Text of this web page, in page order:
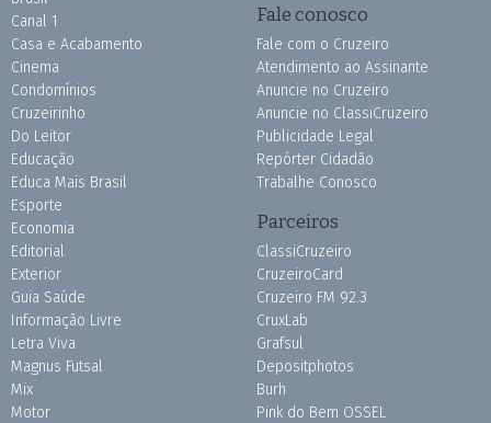
Canal 1
Casa e Acabamento
Cinema
Condomínios
Cruzeirinho
Do Leitor
Educação
Educa Mais Brasil
Esporte
Economia
Editorial
Exterior
Guia Saúde
Informação Livre
Letra Viva
Magnus Futsal
Mix
Motor
Fale conosco
Fale com o Cruzeiro
Atendimento ao Assinante
Anuncie no Cruzeiro
Anuncie no ClassiCruzeiro
Publicidade Legal
Repórter Cidadão
Trabalhe Conosco
Parceiros
ClassiCruzeiro
CruzeiroCard
Cruzeiro FM 92.3
CruxLab
Grafsul
Depositphotos
Burh
Pink do Bem OSSEL